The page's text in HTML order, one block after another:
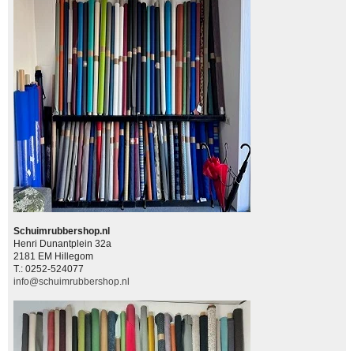
Schuimrubbershop.nl
Henri Dunantplein 32a
2181 EM Hillegom
T.: 0252-524077
info@schuimrubbershop.nl